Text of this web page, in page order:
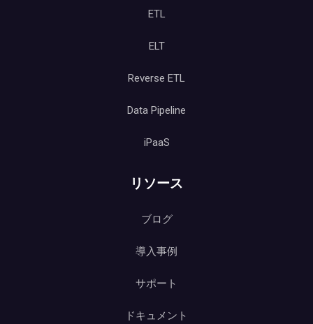
ETL
ELT
Reverse ETL
Data Pipeline
iPaaS
リソース
ブログ
導入事例
サポート
ドキュメント